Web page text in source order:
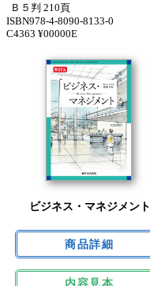
Ｂ５判 210頁
ISBN978-4-8090-8133-0
C4363 ¥00000E
ビジネス・マネジメント
内容見本